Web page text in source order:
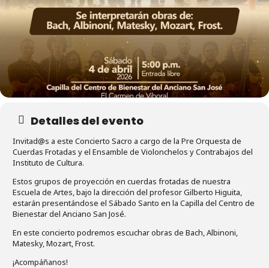
Detalles del evento
Invitad@s a este Concierto Sacro a cargo de la Pre Orquesta de
Cuerdas Frotadas y el Ensamble de Violonchelos y Contrabajos del
Instituto de Cultura.
Estos grupos de proyección en cuerdas frotadas de nuestra
Escuela de Artes, bajo la dirección del profesor Gilberto Higuita,
estarán presentándose el Sábado Santo en la Capilla del Centro de
Bienestar del Anciano San José.
En este concierto podremos escuchar obras de Bach, Albinoni,
Matesky, Mozart, Frost.
¡Acompáñanos!